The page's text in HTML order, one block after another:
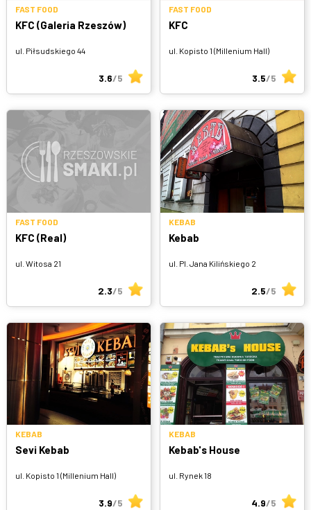
FAST FOOD
KFC (Galeria Rzeszów)
ul. Piłsudskiego 44
3.6/5
FAST FOOD
KFC
ul. Kopisto 1 (Millenium Hall)
3.5/5
FAST FOOD
KFC (Real)
ul. Witosa 21
2.3/5
KEBAB
Kebab
ul. Pl. Jana Kilińskiego 2
2.5/5
KEBAB
Sevi Kebab
ul. Kopisto 1 (Millenium Hall)
3.9/5
KEBAB
Kebab's House
ul. Rynek 18
4.9/5